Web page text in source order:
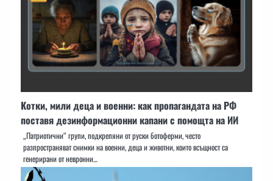
Котки, мили деца и военни: как пропагандата на РФ
поставя дезинформационни капани с помощта на ИИ
„Патриотични“ групи, подкрепяни от руски ботоферми, често
разпространяват снимки на военни, деца и животни, които всъщност са
генерирани от невронни…